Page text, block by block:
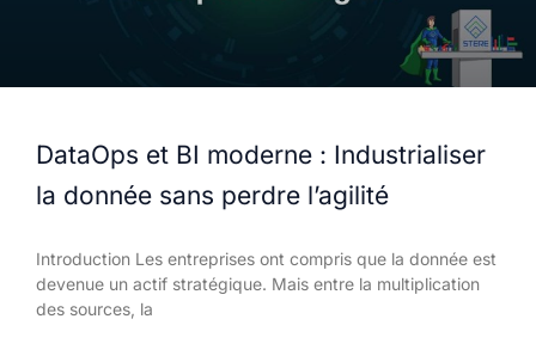
DataOps et BI moderne : Industrialiser
la donnée sans perdre l’agilité
Introduction Les entreprises ont compris que la donnée est
devenue un actif stratégique. Mais entre la multiplication
des sources, la